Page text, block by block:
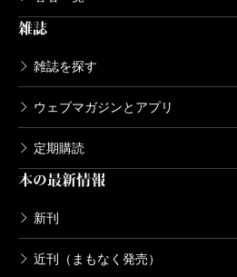
雑誌
雑誌を探す
ウェブマガジンとアプリ
定期購読
本の最新情報
新刊
近刊（まもなく発売）